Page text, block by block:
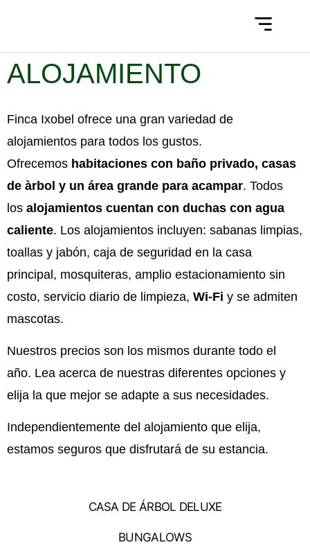
ALOJAMIENTO
Finca Ixobel ofrece una gran variedad de
alojamientos para todos los gustos.
Ofrecemos habitaciones con baño privado, casas
de àrbol y un área grande para acampar. Todos
los alojamientos cuentan con duchas con agua
caliente. Los alojamientos incluyen: sabanas limpias,
toallas y jabón, caja de seguridad en la casa
principal, mosquiteras, amplio estacionamiento sin
costo, servicio diario de limpieza, Wi-Fi y se admiten
mascotas.
Nuestros precios son los mismos durante todo el
año. Lea acerca de nuestras diferentes opciones y
elija la que mejor se adapte a sus necesidades.
Independientemente del alojamiento que elija,
estamos seguros que disfrutará de su estancia.
CASA DE ÁRBOL DELUXE
BUNGALOWS